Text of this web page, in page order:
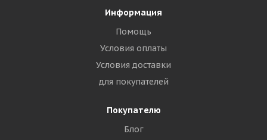
Информация
Помощь
Условия оплаты
Условия доставки
для покупателей
Покупателю
Блог